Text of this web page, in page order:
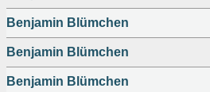
Benjamin Blümchen
Benjamin Blümchen
Benjamin Blümchen